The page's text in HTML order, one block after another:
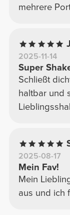
mehrere
2025-11-14
Super
Schließt
haltbar und
2025-08-17
Mein Fav!
Mein
aus und ich